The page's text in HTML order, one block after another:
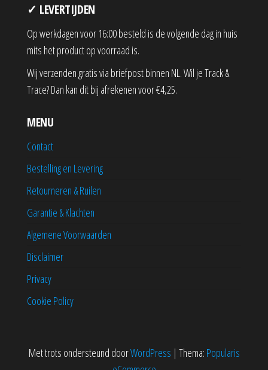
✓ LEVERTIJDEN
Op werkdagen voor 16:00 besteld is de volgende dag in huis
mits het product op voorraad is.
Wij verzenden gratis via briefpost binnen NL. Wil je Track &
Trace? Dan kan dit bij afrekenen voor €4,25.
MENU
Contact
Bestelling en Levering
Retourneren & Ruilen
Garantie & Klachten
Algemene Voorwaarden
Disclaimer
Privacy
Cookie Policy
Met trots ondersteund doorWordPress | Thema: Popularis